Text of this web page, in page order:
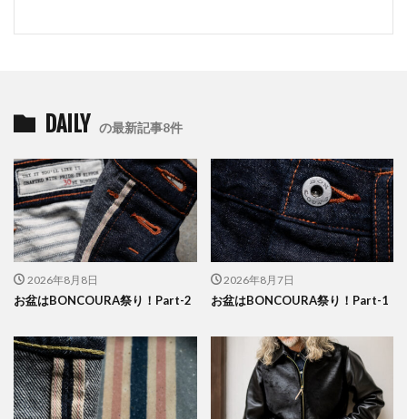
DAILY の最新記事8件
2026年8月8日
お盆はBONCOURA祭り！Part-2
2026年8月7日
お盆はBONCOURA祭り！Part-1